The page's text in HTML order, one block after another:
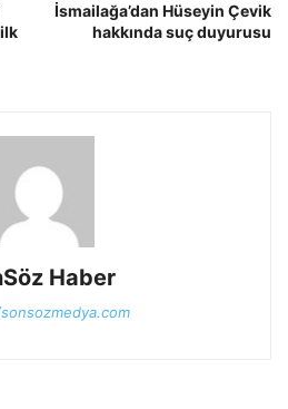
İsmailağa’dan Hüseyin Çevik
hakkında suç duyurusu
Haber